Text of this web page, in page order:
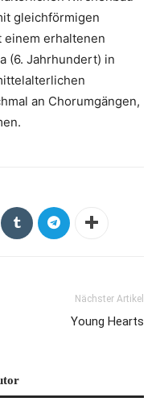
gleichförmigen
einem erhaltenen
(6. Jahrhundert) in
an Chorumgängen,
Nächster Artikel
Young Hearts